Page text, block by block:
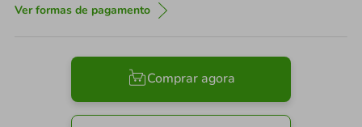
Ver formas de pagamento
Comprar agora